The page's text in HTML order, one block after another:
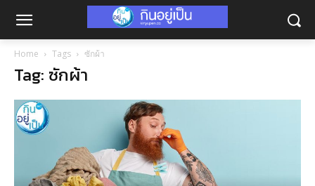
Home Tags ซักผ้า
Tag: ซักผ้า